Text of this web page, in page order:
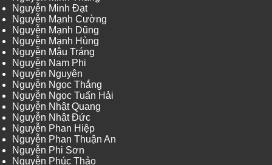
Nguyễn Minh Đạt
Nguyễn Mạnh Cường
Nguyễn Mạnh Dũng
Nguyễn Mạnh Hùng
Nguyễn Mậu Tráng
Nguyễn Nam Phi
Nguyễn Nguyên
Nguyễn Ngọc Thắng
Nguyễn Ngọc Tuấn Hải
Nguyễn Nhật Quang
Nguyễn Nhật Đức
Nguyễn Phan Hiệp
Nguyễn Phan Thuận An
Nguyễn Phi Sơn
Nguyễn Phúc Thảo